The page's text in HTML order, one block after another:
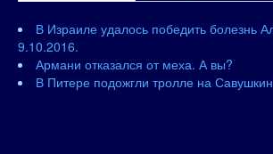
В Израиле удалось победить болезнь
9.10.2016.
Армани отказался от меха. А вы?
В Питере подожгли тролле на